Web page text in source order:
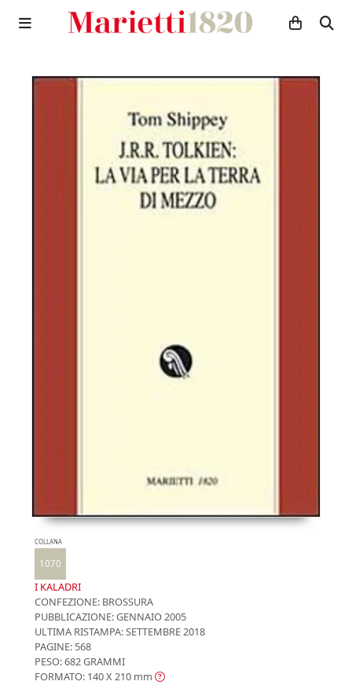
COLLANA
1070
I KALADRI
CONFEZIONE: BROSSURA
PUBBLICAZIONE:GENNAIO 2005
ULTIMA RISTAMPA:SETTEMBRE 2018
PAGINE: 568
PESO: 682 GRAMMI
FORMATO: 140 X 210 mm